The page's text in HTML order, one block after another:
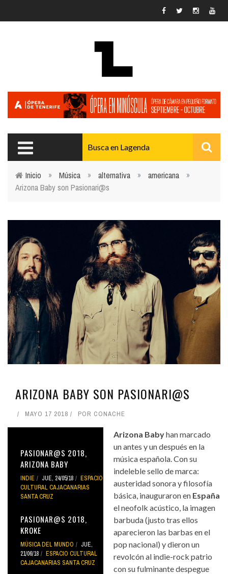
Usted está aquí
Inicio » Música » alternativa » americana
»
Arizona Baby son Pasionari@s
ARIZONA BABY SON PASIONARI@S
MAYO 17 2018 POR CONACHE
PASIONAR@S 2018,
ARIZONA BABY
INDIE JUE, 24/05/18
ESPACIO
CULTURAL CAJACANARIAS
SANTA CRUZ
PASIONAR@S 2018,
KROKE
MÚSICA DEL MUNDO
JUE,
21/06/18
ESPACIO CULTURAL
CAJACANARIAS SANTA CRUZ
Arizona Babyhan marcado
un antes y un después en la
música española. Con su
indeleble sello de marca:
austeridad sonora y filosofía
básica, inauguraron en España
el neofolk acústico, la imagen
barbuda (justo tras ellos
aparecieron las barbas en el
pop nacional) y dieron un
revolcón al indie-rock patrio
con su fulminante despegue